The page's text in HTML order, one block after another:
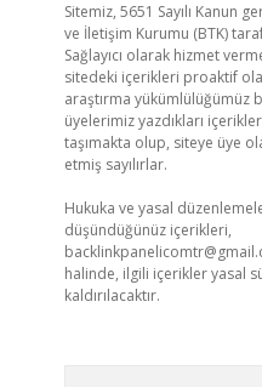
Sitemiz, 5651 Sayılı Kanun
ve İletişim Kurumu (BTK)
Sağlayıcı olarak hizmet
sitedeki içerikleri proaktif
araştırma yükümlülüğümüz
üyelerimiz yazdıkları
taşımakta olup, siteye üye
etmiş sayılırlar.
Hukuka ve yasal
düşündüğünüz içerikleri,
halinde, ilgili içerikler yasal
kaldırılacaktır.